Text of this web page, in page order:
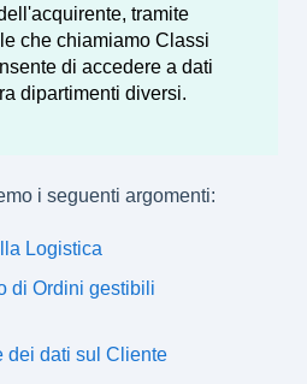
tramite
che chiamiamo Classi
di accedere a dati
dipartimenti diversi.
i seguenti argomenti:
Logistica
di Ordini gestibili
dei dati sul Cliente